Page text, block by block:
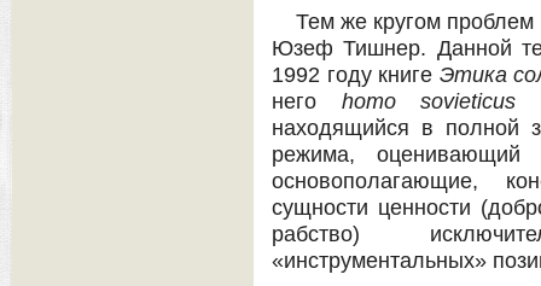
Тем же кругом проблем
Юзеф Тишнер. Данной
1992 году книге Этика
него homo sovieticus
находящийся в полной
режима, оценивающий
основополагающие,
сущности ценности
рабство)
«инструментальных»